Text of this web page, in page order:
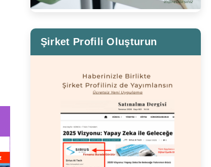
Şirket Profili Oluşturun